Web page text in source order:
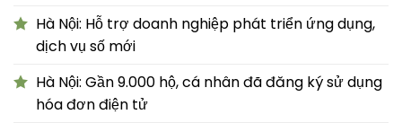
Hà Nội: Hỗ trợ doanh nghiệp phát triển ứng dụng,
dịch vụ số mới
Hà Nội: Gần 9.000 hộ, cá nhân đã đăng ký sử dụng
hóa đơn điện tử